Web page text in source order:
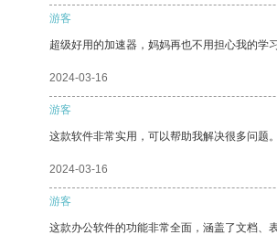
游客
超级好用的加速器，妈妈再也不用担心我的学
2024-03-16
游客
这款软件非常实用，可以帮助我解决很多问题
2024-03-16
游客
这款办公软件的功能非常全面，涵盖了文档、